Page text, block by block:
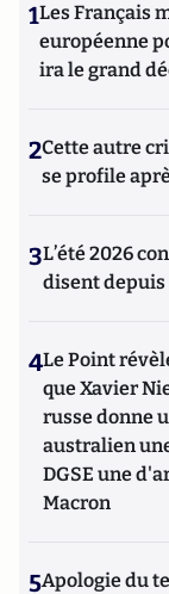
1Les Français
européenne
ira le grand
2Cette autre
se profile
3L’été 2026
disent depuis
4Le Point
que Xavier
russe donne
australien
DGSE une
Macron
5Apologie du